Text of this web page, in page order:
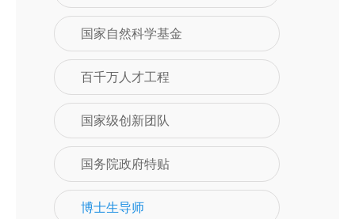
国家自然科学基金
百千万人才工程
国家级创新团队
国务院政府特贴
博士生导师